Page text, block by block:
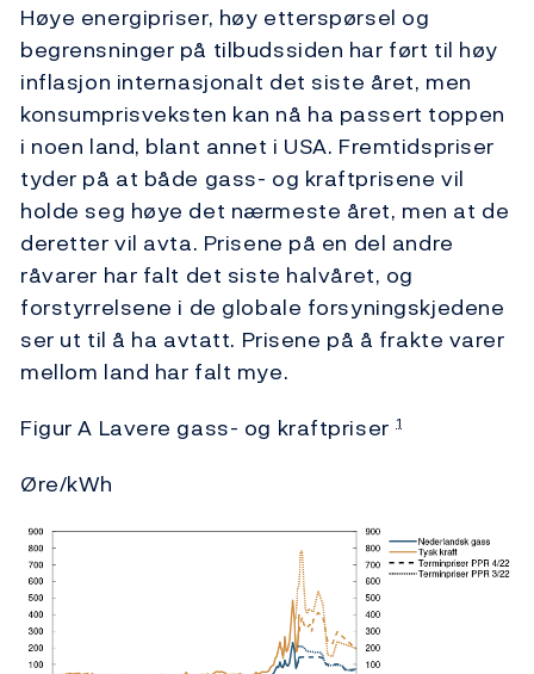
Høye energipriser, høy etterspørsel og
begrensninger på tilbudssiden har ført til høy
inflasjon internasjonalt det siste året, men
konsumprisveksten kan nå ha passert toppen
i noen land, blant annet i USA. Fremtidspriser
tyder på at både gass- og kraftprisene vil
holde seg høye det nærmeste året, men at de
deretter vil avta. Prisene på en del andre
råvarer har falt det siste halvåret, og
forstyrrelsene i de globale forsyningskjedene
ser ut til å ha avtatt. Prisene på å frakte varer
mellom land har falt mye.
Figur A Lavere gass- og kraftpriser 1
Øre/kWh